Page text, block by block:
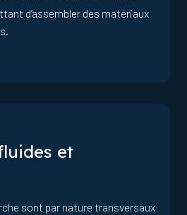
d’assembler des matériaux
et
sont par nature transversaux